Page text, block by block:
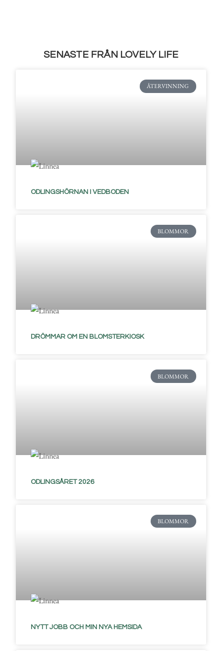
SENASTE FRÅN LOVELY LIFE
ÅTERVINNING
ODLINGSHÖRNAN I VEDBODEN
BLOMMOR
DRÖMMAR OM EN BLOMSTERKIOSK
BLOMMOR
ODLINGSÅRET 2026
BLOMMOR
NYTT JOBB OCH MIN NYA HEMSIDA